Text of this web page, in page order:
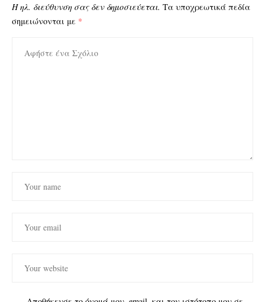
Η ηλ. διεύθυνση σας δεν δημοσιεύεται. Τα υποχρεωτικά πεδία
σημειώνονται με *